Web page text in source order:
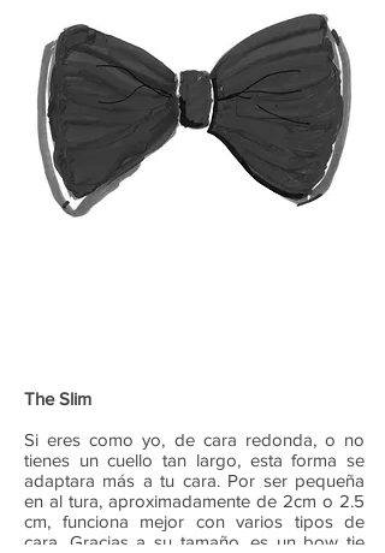
funciona para tu street style, I’m sorry.
The Slim
Si eres como yo, de cara redonda, o no
tienes un cuello tan largo, esta forma se
adaptara más a tu cara. Por ser pequeña
en al tura, aproximadamente de 2cm o 2.5
cm, funciona mejor con varios tipos de
cara. Gracias a su tamaño, es un bow tie